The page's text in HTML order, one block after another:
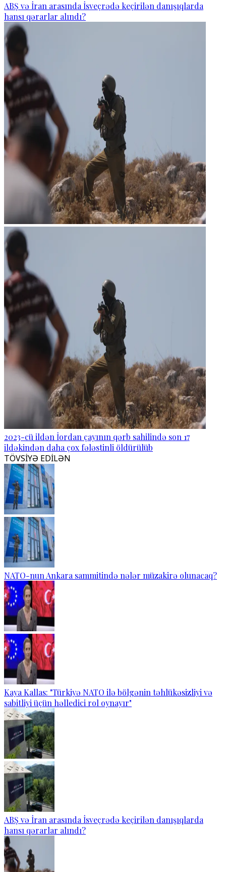
ABŞ və İran arasında İsveçrədə keçirilən danışıqlarda
hansı qərarlar alındı?
2023-cü ildən İordan çayının qərb sahilində son 17
ildəkindən daha çox fələstinli öldürülüb
TÖVSİYƏ EDİLƏN
NATO-nun Ankara sammitində nələr müzakirə olunacaq?
Kaya Kallas: "Türkiyə NATO ilə bölgənin təhlükəsizliyi və
sabitliyi üçün həlledici rol oynayır"
ABŞ və İran arasında İsveçrədə keçirilən danışıqlarda
hansı qərarlar alındı?